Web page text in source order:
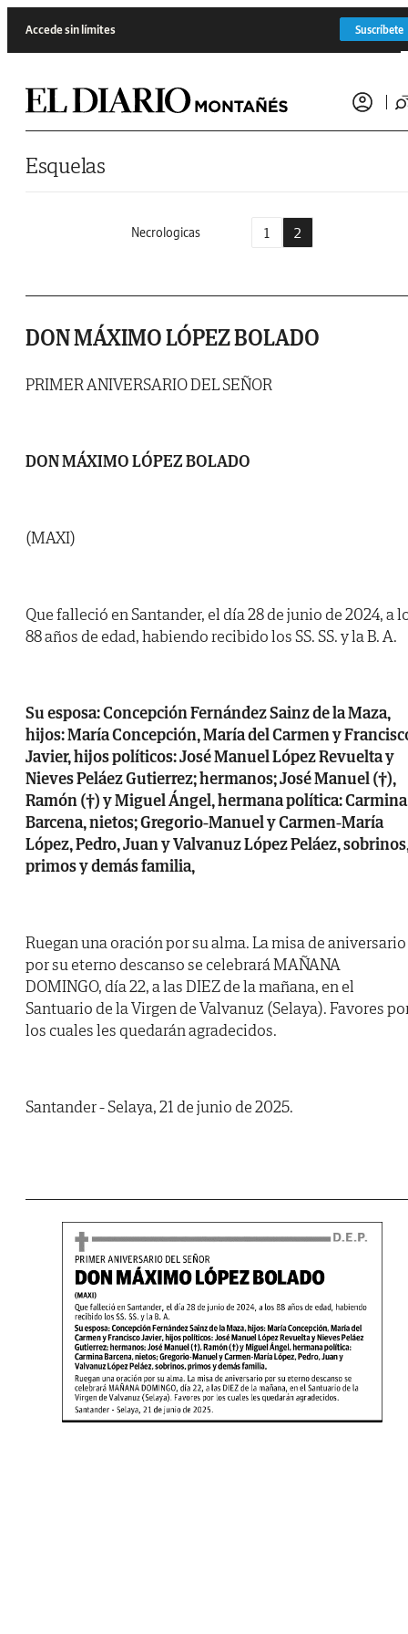
Accede sin límites Suscríbete
Esquelas
Necrologicas 1 2
DON MÁXIMO LÓPEZ BOLADO
PRIMER ANIVERSARIO DEL SEÑOR
DON MÁXIMO LÓPEZ BOLADO
(MAXI)
Que falleció en Santander, el día 28 de junio de 2024, a
88 años de edad, habiendo recibido los SS. SS. y la B. A.
Su esposa: Concepción Fernández Sainz de la Maza,
hijos: María Concepción, María del Carmen y
Javier, hijos políticos: José Manuel López Revuelta y
Nieves Peláez Gutierrez; hermanos; José Manuel (†),
Ramón (†) y Miguel Ángel, hermana política: Carmina
Barcena, nietos; Gregorio-Manuel y Carmen-María
López, Pedro, Juan y Valvanuz López Peláez,
primos y demás familia,
Ruegan una oración por su alma. La misa de aniversario
por su eterno descanso se celebrará MAÑANA
DOMINGO, día 22, a las DIEZ de la mañana, en el
Santuario de la Virgen de Valvanuz (Selaya). Favores
los cuales les quedarán agradecidos.
Santander - Selaya, 21 de junio de 2025.